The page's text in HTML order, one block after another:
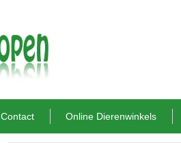
Contact Online Dierenwinkels